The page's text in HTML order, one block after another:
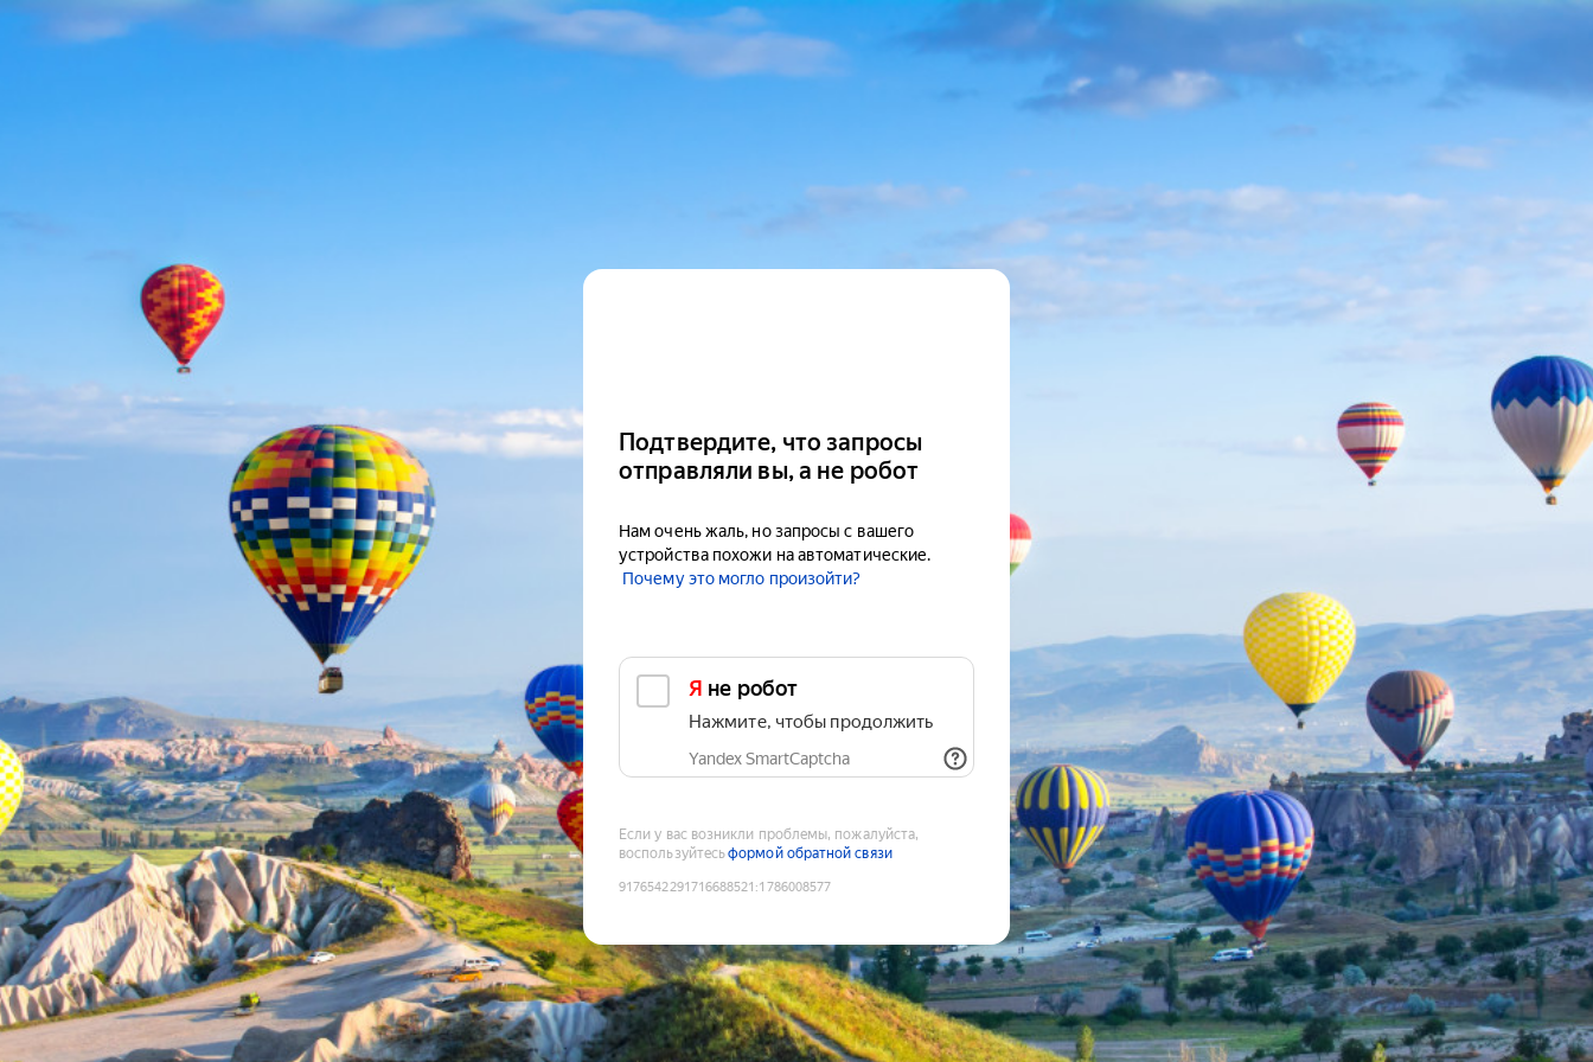
Подтвердите, что запросы
отправляли вы, а не робот
Нам очень жаль, но запросы с вашего
устройства похожи на автоматические.
Почему это могло произойти?
Я не робот
Нажмите, чтобы продолжить
Yandex SmartCaptcha
Если у вас возникли проблемы, пожалуйста,
воспользуйтесьформой обратной связи
9176542291716688521 :1786008577